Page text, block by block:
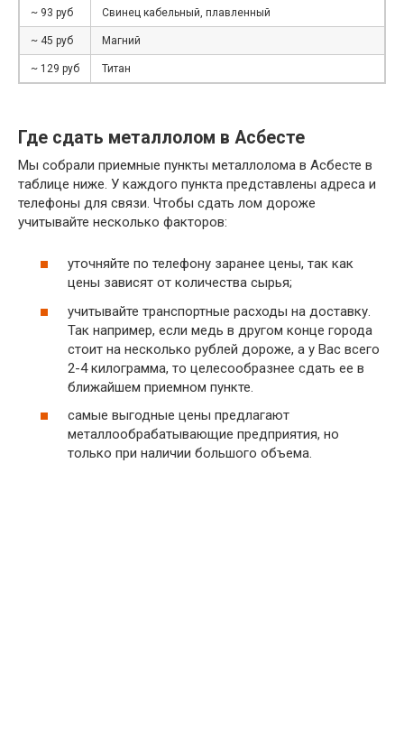
~ 93 руб Свинец кабельный, плавленный
~ 45 руб Магний
~ 129 руб Титан
Где сдать металлолом в Асбесте
Мы собрали приемные пункты металлолома в Асбесте в
таблице ниже. У каждого пункта представлены адреса и
телефоны для связи. Чтобы сдать лом дороже
учитывайте несколько факторов:
уточняйте по телефону заранее цены, так как
цены зависят от количества сырья;
учитывайте транспортные расходы на доставку.
Так например, если медь в другом конце города
стоит на несколько рублей дороже, а у Вас всего
2-4 килограмма, то целесообразнее сдать ее в
ближайшем приемном пункте.
самые выгодные цены предлагают
металлообрабатывающие предприятия, но
только при наличии большого объема.